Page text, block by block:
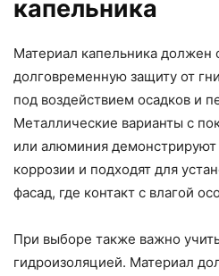
капельника
Материал капельника должен
долговременную защиту от
под воздействием осадков и
Металлические варианты с
или алюминия демонстрируют
коррозии и подходят для
фасад, где контакт с влагой
При выборе также важно
гидроизоляцией. Материал